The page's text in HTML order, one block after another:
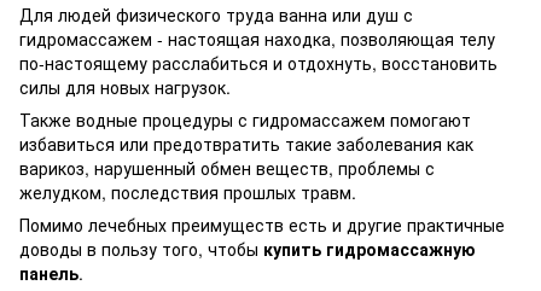
Для людей физического труда ванна или душ с
гидромассажем - настоящая находка, позволяющая телу
по-настоящему расслабиться и отдохнуть, восстановить
силы для новых нагрузок.
Также водные процедуры с гидромассажем помогают
избавиться или предотвратить такие заболевания как
варикоз, нарушенный обмен веществ, проблемы с
желудком, последствия прошлых травм.
Помимо лечебных преимуществ есть и другие практичные
доводы в пользу того, чтобы купить гидромассажную
панель.